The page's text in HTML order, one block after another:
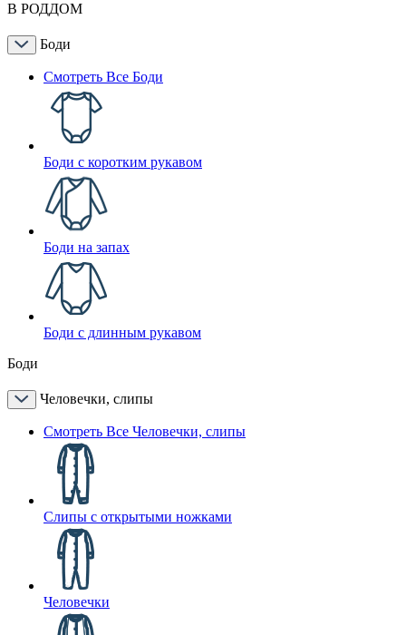
В РОДДОМ
Боди
Смотреть Все Боди
Боди с коротким рукавом
Боди на запах
Боди с длинным рукавом
Боди
Человечки, слипы
Смотреть Все Человечки, слипы
Слипы с открытыми ножками
Человечки